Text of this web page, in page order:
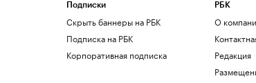
Подписки
Скрыть баннеры на РБК
Подписка на РБК
Корпоративная подписка
РБК
О
Редакция